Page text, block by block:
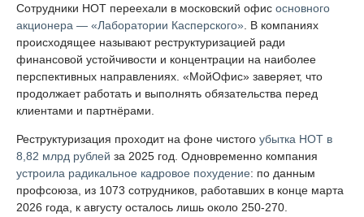
Сотрудники НОТ переехали в московский офис основного
акционера — «Лаборатории Касперского» . В компаниях
происходящее называют реструктуризацией ради
финансовой устойчивости и концентрации на наиболее
перспективных направлениях. «МойОфис» заверяет, что
продолжает работать и выполнять обязательства перед
клиентами и партнёрами.
Реструктуризация проходит на фоне чистого убытка НОТ в
8,82 млрд рублей за 2025 год. Одновременно компания
устроила радикальное кадровое похудение: по данным
профсоюза, из 1073 сотрудников, работавших в конце марта
2026 года, к августу осталось лишь около 250-270.